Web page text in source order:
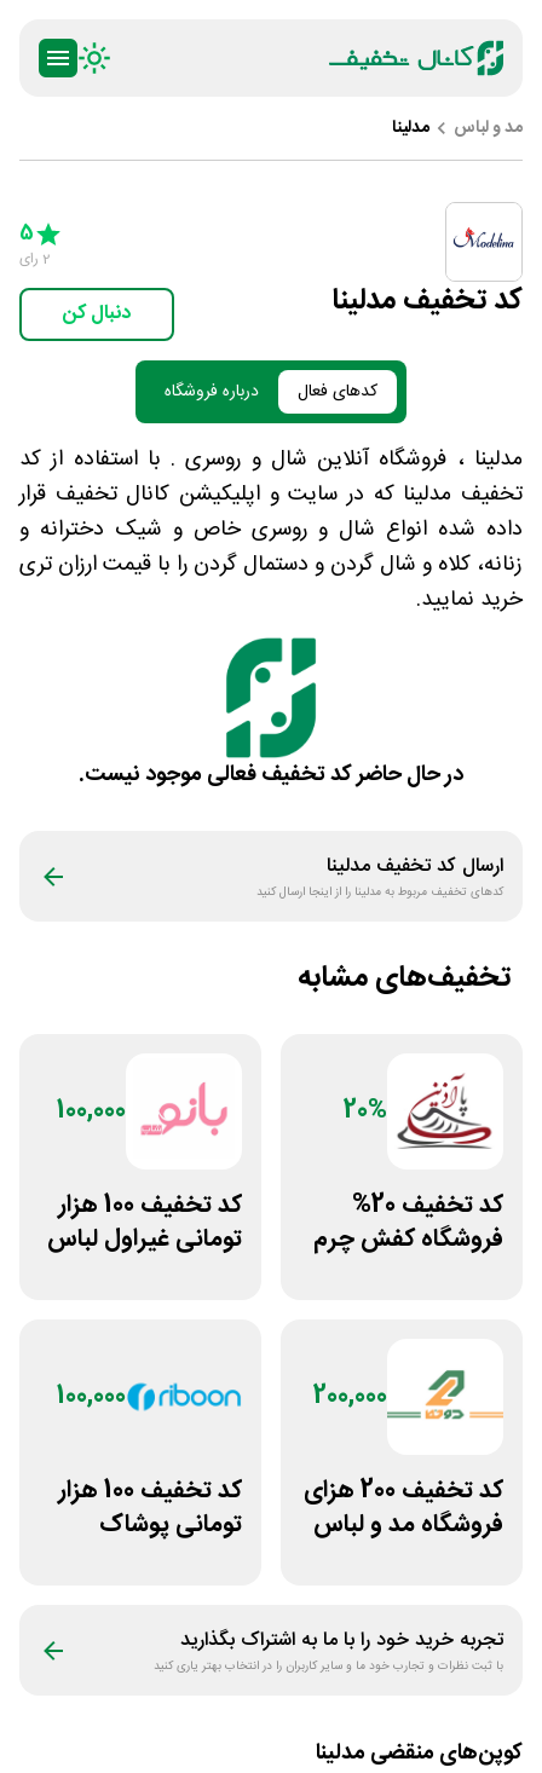
مد و لباس مدلینا
کد تخفیف مدلینا
5 Stars
5
2 رای
دنبال کن
کدهای فعال درباره فروشگاه
مدلینا ، فروشگاه آنلاین شال و روسری . با استفاده از کد
تخفیف مدلینا که در سایت و اپلیکیشن کانال تخفیف قرار
داده شده انواع شال و روسری خاص و شیک دخترانه و
زنانه، کلاه و شال گردن و دستمال گردن را با قیمت ارزان تری
خرید نمایید.
در حال حاضر کد تخفیف فعالی موجود نیست.
ارسال کد تخفیف مدلینا
کدهای تخفیف مربوط بهمدلینا را از اینجا ارسال کنید
تخفیف‌های مشابه
20%
کد تخفیف 20%
فروشگاه کفش چرم
100,000
کد تخفیف 100 هزار
تومانی غیراول لباس
200,000
کد تخفیف 200 هزای
فروشگاه مد و لباس
100,000
کد تخفیف 100 هزار
تومانی پوشاک
تجربه خرید خود را با ما به اشتراک بگذارید
با ثبت نظرات و تجارب خود ما و سایر کاربران را در انتخاب بهتر یاری کنید
کوپن‌های منقضی مدلینا